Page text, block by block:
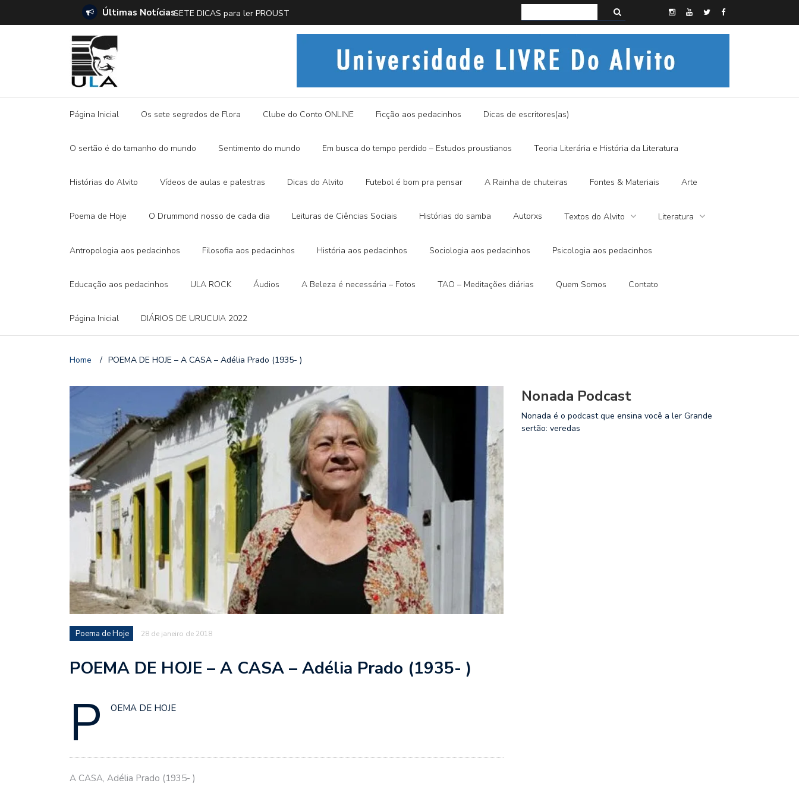
Últimas NotíciasSETE DICAS para ler PROUST Histórias do Alvito – A FRALDA DE PANO E A DITADURA DIGITAL
Página Inicial Os sete segredos de Flora Clube do Conto ONLINE Ficção aos pedacinhos Dicas de escritores(as)
O sertão é do tamanho do mundo Sentimento do mundo Em busca do tempo perdido – Estudos proustianos Teoria Literária e História da Literatura
Histórias do Alvito Vídeos de aulas e palestras Dicas do Alvito Futebol é bom pra pensar A Rainha de chuteiras Fontes & Materiais Arte
Poema de Hoje O Drummond nosso de cada dia Leituras de Ciências Sociais Histórias do samba Autorxs Textos do Alvito Literatura
Antropologia aos pedacinhos Filosofia aos pedacinhos História aos pedacinhos Sociologia aos pedacinhos Psicologia aos pedacinhos
Educação aos pedacinhos ULA ROCK Áudios A Beleza é necessária – Fotos TAO – Meditações diárias Quem Somos Contato
Página Inicial DIÁRIOS DE URUCUIA 2022
Home / POEMA DE HOJE – A CASA – Adélia Prado (1935- )
Poema de Hoje 28 de janeiro de 2018
POEMA DE HOJE – A CASA – Adélia Prado (1935- )
P OEMA DE HOJE
A CASA, Adélia Prado (1935- )
Nonada Podcast
Nonada é o podcast que ensina você a ler Grande
sertão: veredas